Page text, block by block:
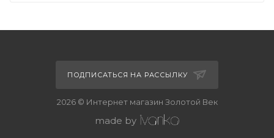
ПОДПИСАТЬСЯ НА РАССЫЛКУ
2026 © Интернет магазин Золотой Век
made by